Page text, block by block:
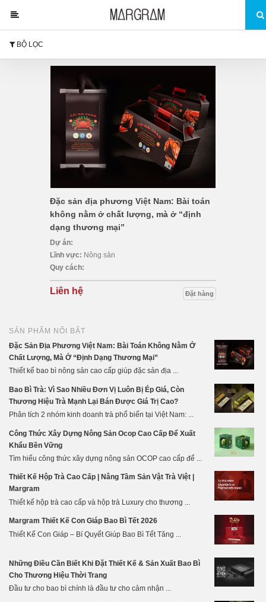
BỘ LỌC
Đặc sản địa phương Việt Nam: Bài toán
không nằm ở chất lượng, mà ở “định
dạng thương mại”
Dự án:
Lĩnh vực: Nông sản
Quy cách:
Liên hệ Đặt hàng
SẢN PHẨM NỔI BẬT
Đặc Sản Địa Phương Việt Nam: Bài Toán Không Nằm Ở
Chất Lượng, Mà Ở “Định Dạng Thương Mại”
Thiết kế bao bì nông sản cao cấp giúp đặc sản địa ...
Bao Bì Trà: Vì Sao Nhiều Đơn Vị Luôn Bị Ép Giá, Còn
Thương Hiệu Trà Mạnh Lại Bán Được Giá Trị Cao?
Phân tích 2 nhóm kinh doanh trà phổ biến tại Việt Nam: ...
Công Thức Xây Dựng Nông Sản Ocop Cao Cấp Để Xuất
Khẩu Bền Vững
Tìm hiểu công thức xây dựng nông sản OCOP cao cấp để ...
Thiết Kế Hộp Trà Cao Cấp | Nâng Tầm Sản Vật Trà Việt |
Margram
Thiết kế hộp trà cao cấp và hộp trà Luxury cho thương ...
Margram Thiết Kế Con Giáp Bao Bì Tết 2026
Thiết Kế Con Giáp – Bí Quyết Giúp Bao Bì Tết Tăng ...
Những Điều Cần Biết Khi Đặt Thiết Kế & Sản Xuất Bao Bì
Cho Thương Hiệu Thời Trang
Đầu tư cho bao bì chính là đầu tư cho cảm nhận ...